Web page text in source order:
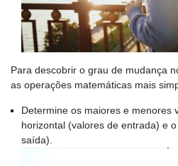
Para descobrir o grau de mudança
as operações matemáticas mais
Determine os maiores e menores
horizontal (valores de entrada) e
saída).